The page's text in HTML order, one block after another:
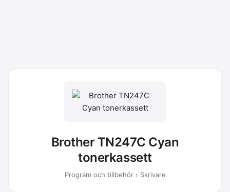
Brother TN247C Cyan
tonerkassett
Program och tillbehör › Skrivare